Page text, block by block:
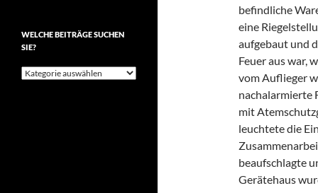
befindliche
eine
aufgebaut und
Feuer aus war,
vom Auflieger
nachalarmierte
mit
leuchtete die
beaufschlagte
Gerätehaus
WELCHE BEITRÄGE SUCHEN
SIE?
Welche